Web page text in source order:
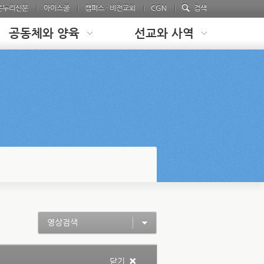
누리신문 아이스쿨 캠퍼스 · 비전교회 CGN 검색
공동체와 양육 선교와 사역
영상검색
닫기